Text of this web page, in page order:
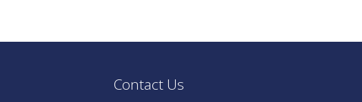
Contact Us